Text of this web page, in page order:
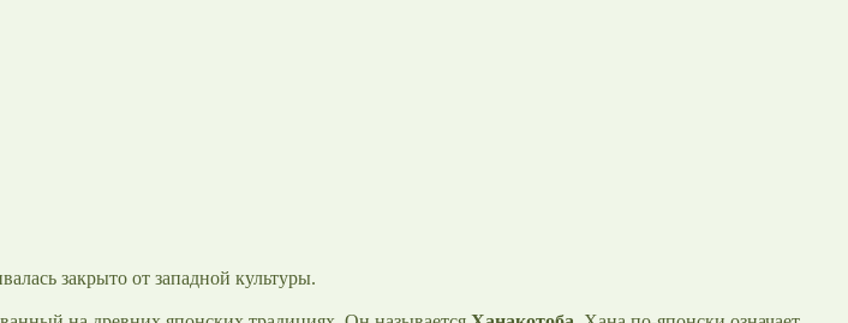
закрыто от западной культуры.